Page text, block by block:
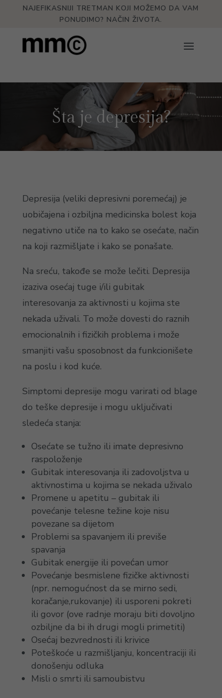
NAJEFIKASNIJI TRETMAN KOJI MOŽEMO DA VAM
PONUDIMO? NAČIN ŽIVOTA.
Šta je depresija?
Depresija (veliki depresivni poremećaj) je
uobičajena i ozbiljna medicinska bolest koja
negativno utiče na to kako se osećate, način
na koji razmišljate i kako se ponašate.
Na sreću, takođe se može lečiti. Depresija
izaziva osećaj tuge i/ili gubitak
interesovanja za aktivnosti u kojima ste
nekada uživali. To može dovesti do raznih
emocionalnih i fizičkih problema i može
smanjiti vašu sposobnost da funkcionišete
na poslu i kod kuće.
Simptomi depresije mogu varirati od blage
do teške depresije i mogu uključivati
sledeća stanja:
Osećate se tužno ili imate depresivno
raspoloženje
Gubitak interesovanja ili zadovoljstva u
aktivnostima u kojima se nekada uživalo
Promene u apetitu – gubitak ili
povećanje telesne težine koje nisu
povezane sa dijetom
Problemi sa spavanjem ili previše
spavanja
Gubitak energije ili povećan umor
Povećanje besmislene fizičke aktivnosti
(npr. nemogućnost da se mirno sedi,
koračanje,rukovanje) ili usporeni pokreti
ili govor (ove radnje moraju biti dovoljno
ozbiljne da bi ih drugi mogli primetiti)
Osećaj bezvrednosti ili krivice
Poteškoće u razmišljanju, koncentraciji ili
donošenju odluka
Misli o smrti ili samoubistvu